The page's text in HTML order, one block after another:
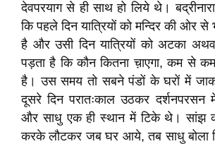
देवपरयाग से ही साथ हो लिये थे।
कि पहले दिन यात्रियों को मन्दिर की ओर से
है और उसी दिन यात्रियों को अटका
पड़ता है कि कौन कितना च़ाएगा, कम से
है। उस समय तो सबने पंडों के घरों में
दूसरे दिन परातःकाल उठकर
और साधु एक ही स्थान में टिके थे। सांझ
करके लौटकर जब घर आये, तब साधु बोला